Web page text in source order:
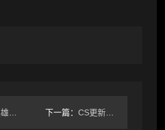
测试今日开启 下一篇： CS更新0127：防止燃烧瓶撞击敌方后空爆，调整刀具音效